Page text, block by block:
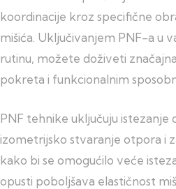
koordinacije kroz specifične
mišića. Uključivanjem PNF-a u
rutinu, možete doživeti
pokreta i funkcionalnim
PNF tehnike uključuju istezanje
izometrijsko stvaranje otpora i
kako bi se omogućilo veće
opusti poboljšava elastičnost